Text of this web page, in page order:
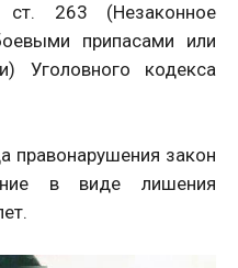
263 (Незаконное
припасами или
Уголовного кодекса
правонарушения закон
в виде лишения